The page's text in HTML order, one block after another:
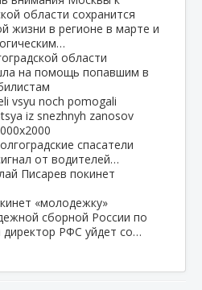
жизни в регионе в марте и
области
на помощь попавшим в
спасатели
от водителей…
Писарев покинет
сборной России по
РФС уйдет со…